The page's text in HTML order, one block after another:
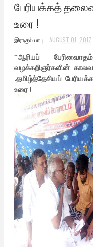
பேரியக்கத்
உரை !
இராகுல் பாபு AUGUST 01, 2017
“ஆரியப்
வழக்கறிஞர்களின்
.தமிழ்த்தேசியப்
உரை !